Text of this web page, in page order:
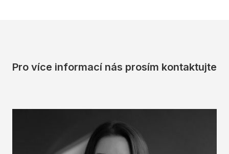
Pro více informací nás prosím kontaktujte